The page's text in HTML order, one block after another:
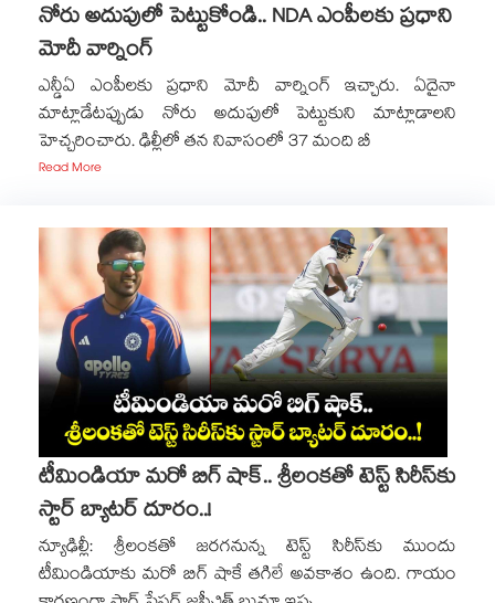
నోరు అదుపులో పెట్టుకోండి.. NDA ఎంపీలకు ప్రధాని
మోదీ వార్నింగ్
ఎన్డీఏ ఎంపీలకు ప్రధాని మోదీ వార్నింగ్ ఇచ్చారు. ఏదైనా
మాట్లాడేటప్పుడు నోరు అదుపులో పెట్టుకుని మాట్లాడాలని
హెచ్చరించారు. ఢిల్లీలో తన నివాసంలో 37 మంది బీ
Read More
టీమిండియా మరో బిగ్ షాక్.. శ్రీలంకతో టెస్ట్ సిరీస్‎కు
స్టార్ బ్యాటర్ దూరం..!
న్యూఢిల్లీ: శ్రీలంకతో జరగనున్న టెస్ట్ సిరీస్‎కు ముందు
టీమిండియాకు మరో బిగ్ షాకే తగిలే అవకాశం ఉంది. గాయం